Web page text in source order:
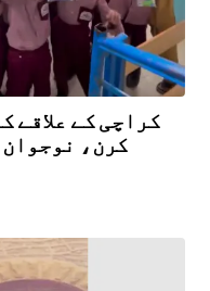
کراچی کے علاقے
کرن،